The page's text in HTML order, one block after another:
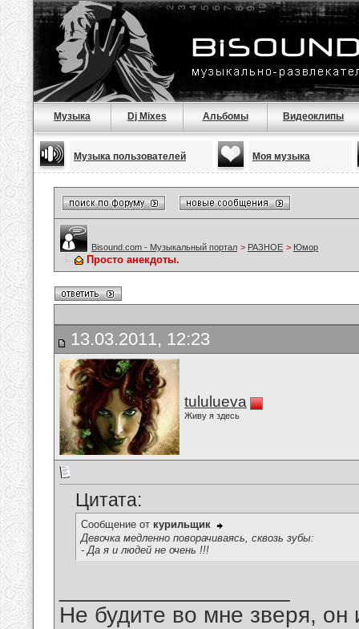
Музыка Dj Mixes Альбомы Видеоклипы
Музыка пользователей Моя музыка
Bisound.com - Музыкальный портал > РАЗНОЕ > Юмор
Просто анекдоты.
13.03.2011, 12:23
tululueva
Живу я здесь
Цитата:
Сообщение от курильщик
Девочка медленно поворачиваясь, сквозь зубы:
- Да я и людей не очень !!!
Не будите во мне зверя, он